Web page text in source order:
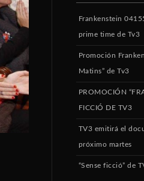
Frankenstein
prime time de Tv3
Promoción
Matins” de Tv3
PROMOCIÓN
FICCIÓ DE TV3
TV3 emitirá el
próximo martes
“Sense ficció” de